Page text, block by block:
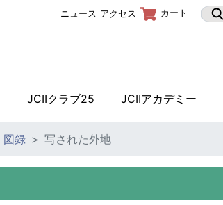
JCIIクラブ25 JCIIアカデミー
ニュース アクセス カート
図録 写された外地